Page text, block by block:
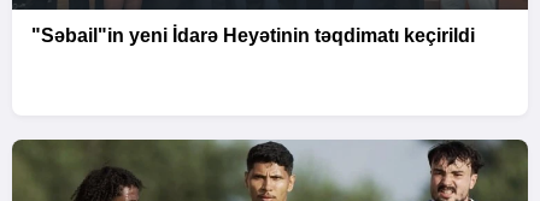
"Səbail"in yeni İdarə Heyətinin təqdimatı keçirildi